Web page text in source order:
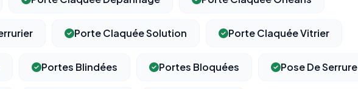
Porte Claquée Solution Porte Claquée Vitrier
Portes Blindées Portes Bloquées Pose De Serrure
Cookies analytiques
(pages visitées, durée de visite) pour l'améliorer. Données
anonymisées via Google Analytics.